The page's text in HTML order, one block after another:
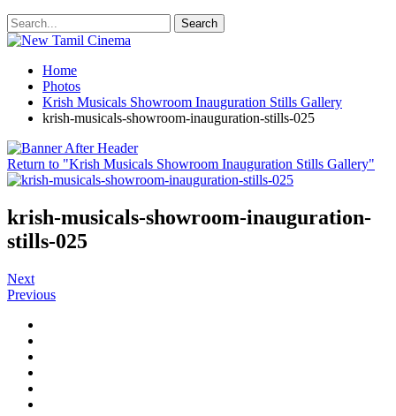
Home
Photos
Krish Musicals Showroom Inauguration Stills Gallery
krish-musicals-showroom-inauguration-stills-025
Return to "Krish Musicals Showroom Inauguration Stills Gallery"
krish-musicals-showroom-inauguration-
stills-025
Next
Previous